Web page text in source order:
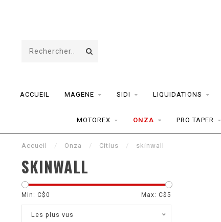
ACCUEIL MAGENE SIDI LIQUIDATIONS
MOTOREX ONZA PRO TAPER
Accueil / Onza / Citius / skinwall
SKINWALL
Min: C$0 Max: C$5
Les plus vus